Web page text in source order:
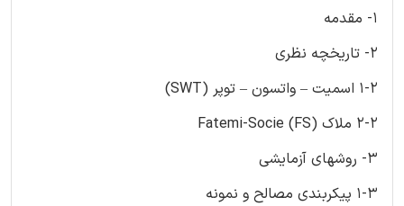
1- مقدمه
2- تاریخچه نظری
1-2 اسمیت – واتسون – توپر (SWT)
2-2 ملاک (Fatemi-Socie (FS
3- روشهای آزمایشی
1-3 پیکربندی مصالح و نمونه